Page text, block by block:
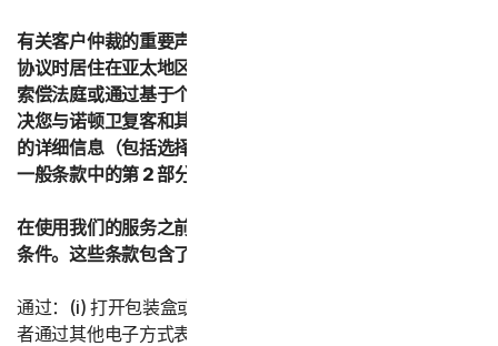
有关客户仲裁的重要声明 – 如果您在接受本授权许可和服务
协议时居住在亚太地区的任何国家/地区，则您同意通过小额
索偿法庭或通过基于个人的仲裁而不是正式的法律程序来解
决您与诺顿卫复客和其关联公司之间的所有争议。有关仲裁
的详细信息（包括选择退出仲裁的程序），请参阅第二部分 -
一般条款中的第 2 部分“争议；强制仲裁”。
在使用我们的服务之前，请仔细阅读本 LSA 中的所有条款和
条件。这些条款包含了有关您的权利和义务的重要信息。
通过：(i) 打开包装盒或撕掉封签；或者 (ii) 单击“我同意”或
者通过其他电子方式表示同意；或者 (iii) 加载、访问或使用